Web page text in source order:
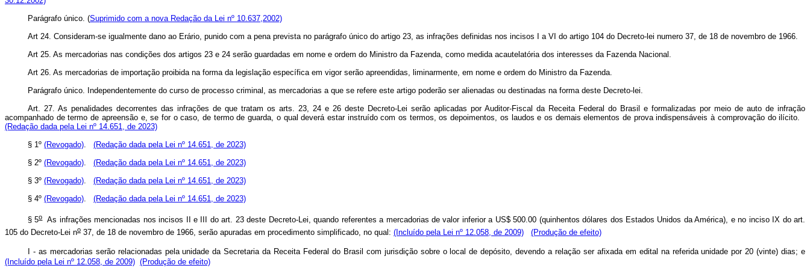
Parágrafo único. (Suprimido com a nova Redação da Lei nº 10.637,2002)
Art 24. Consideram-se igualmente dano ao Erário, punido com a pena prevista no parágrafo único do artigo 23, as infrações definidas nos incisos I a VI do artigo 104 do Decreto-lei numero 37, de 18 de novembro de 1966.
Art 25. As mercadorias nas condições dos artigos 23 e 24 serão guardadas em nome e ordem do Ministro da Fazenda, como medida acautelatória dos interesses da Fazenda Nacional.
Art 26. As mercadorias de importação proibida na forma da legislação específica em vigor serão apreendidas, liminarmente, em nome e ordem do Ministro da Fazenda.
Parágrafo único. Independentemente do curso de processo criminal, as mercadorias a que se refere este artigo poderão ser alienadas ou destinadas na forma deste Decreto-lei.
Art. 27. As penalidades decorrentes das infrações de que tratam os arts. 23, 24 e 26 deste Decreto-Lei serão aplicadas por Auditor-Fiscal da Receita Federal do Brasil e formalizadas por meio de auto de infração
acompanhado de termo de apreensão e, se for o caso, de termo de guarda, o qual deverá estar instruído com os termos, os depoimentos, os laudos e os demais elementos de prova indispensáveis à comprovação do ilícito.
(Redação dada pela Lei nº 14.651, de 2023)
§ 1º (Revogado)
(Redação dada pela Lei nº 14.651, de 2023)
§ 2º (Revogado)
(Redação dada pela Lei nº 14.651, de 2023)
§ 3º (Revogado)
(Redação dada pela Lei nº 14.651, de 2023)
§ 4º (Revogado) (Redação dada pela Lei nº 14.651, de 2023)
§ 5oAs infrações mencionadas nos incisos II e III do art. 23 deste Decreto-Lei, quando referentes a mercadorias de valor inferior a US$ 500.00 (quinhentos dólares dos Estados Unidos da América), e no inciso IX do art.
105 do Decreto-Lei no 37, de 18 de novembro de 1966, serão apuradas em procedimento simplificado, no qual: (Incluído pela Lei nº 12.058, de 2009) (Produção de efeito)
I - as mercadorias serão relacionadas pela unidade da Secretaria da Receita Federal do Brasil com jurisdição sobre o local de depósito, devendo a relação ser afixada em edital na referida unidade por 20 (vinte) dias; e
(Incluído pela Lei nº 12.058, de 2009) (Produção de efeito)